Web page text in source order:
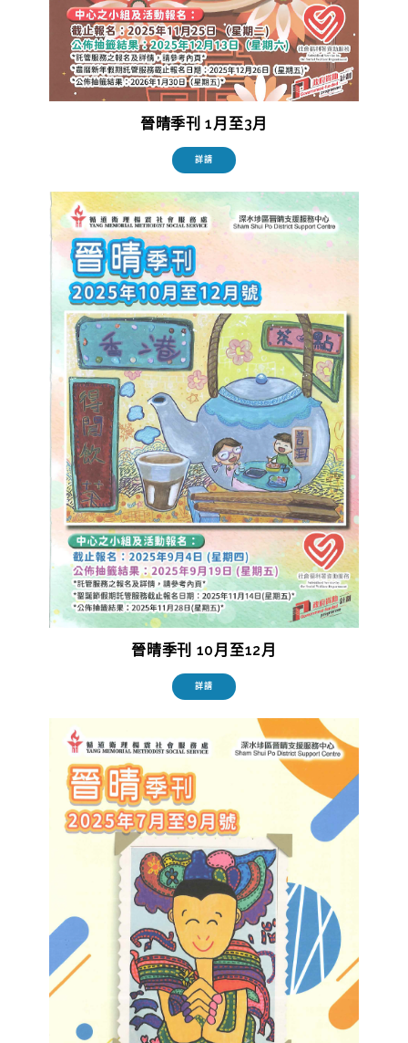
晉晴季刊 1月至3月
詳請
晉晴季刊 10月至12月
詳請